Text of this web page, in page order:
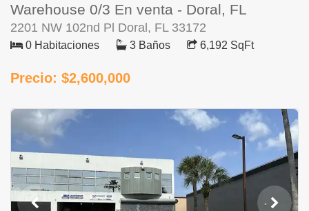
Warehouse 0/3 En venta - Doral, FL
2201 NW 102nd Pl Doral, FL 33172
0 Habitaciones 3 Baños 6,192 SqFt
Precio: $2,600,000